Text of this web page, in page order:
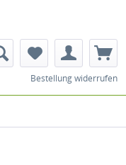
Bestellung widerrufen